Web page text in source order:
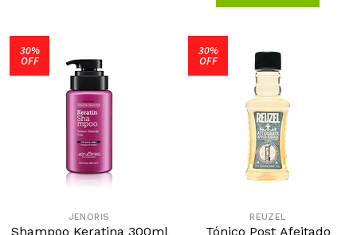
30%
OFF
JENORIS
Shampoo Keratina 300ml
30%
OFF
REUZEL
Tónico Post Afeitado